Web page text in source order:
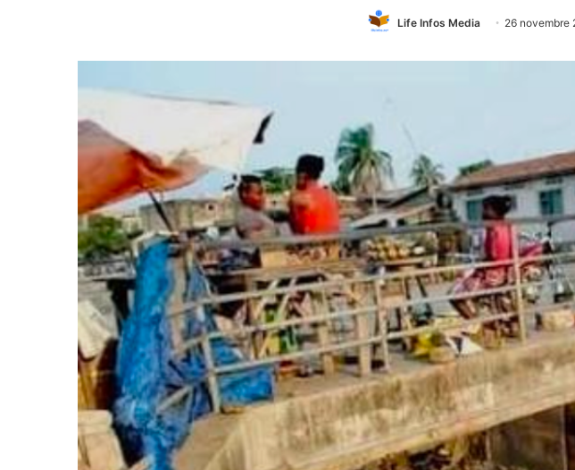
Life Infos Media 26 novembre